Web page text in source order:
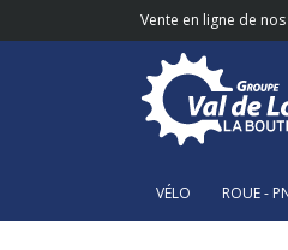
Vente en ligne de
VÉLO ROUE -